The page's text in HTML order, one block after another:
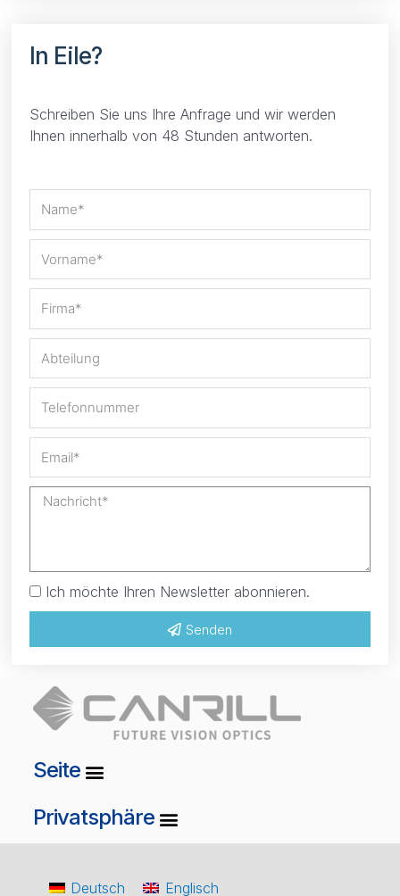
In Eile?
Schreiben Sie uns Ihre Anfrage und wir werden
Ihnen innerhalb von 48 Stunden antworten.
Ich möchte Ihren Newsletter abonnieren.
Senden
Seite
Privatsphäre
Deutsch Englisch